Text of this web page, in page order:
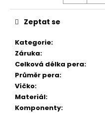
Kategorie:
Záruka:
Celková délka pera:
Průměr pera:
Víčko:
Materiál:
Komponenty:
Zeptat se
j
e
e
DŘEVĚNÉ
KULIČKOVÉ
PERO
MYSTERY
(MANGO)